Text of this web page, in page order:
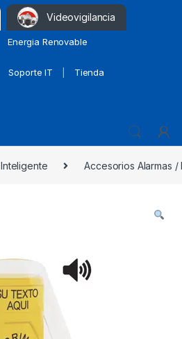
Videovigilancia
Energia Renovable
Soporte IT Tienda
Accesorios Alarmas /